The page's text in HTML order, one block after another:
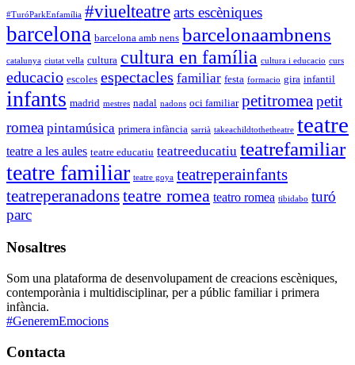
#TuróParkEnfamília #viuelteatrearts escèniques
barcelona barcelona amb nens barcelonaambnens
catalunya ciutat vella cultura cultura en família cultura i educacio curs
educacio escoles espectacles familiar festa formacio gira infantil
infants madrid mestres nadal nadons oci familiar petitromeapetit
romea pintamúsica primera infància sarrià takeachildtothetheatre teatre
teatre a les aules teatre educatiu teatreeducatiu teatrefamiliar
teatre familiar teatre goya teatreperainfants
teatreperanadonsteatre romea teatro romea tibidabo turó
parc
Nosaltres
Som una plataforma de desenvolupament de creacions escèniques,
contemporània i multidisciplinar, per a públic familiar i primera
infància.
#GeneremEmocions
Contacta